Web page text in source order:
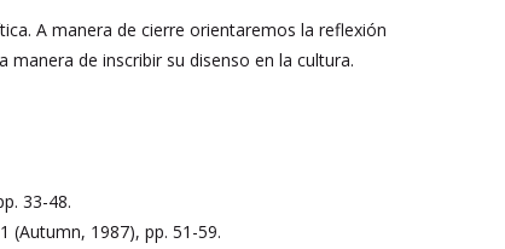
A manera de cierre orientaremos la reflexión
de inscribir su disenso en la cultura.
33-48.
(Autumn, 1987), pp. 51-59.